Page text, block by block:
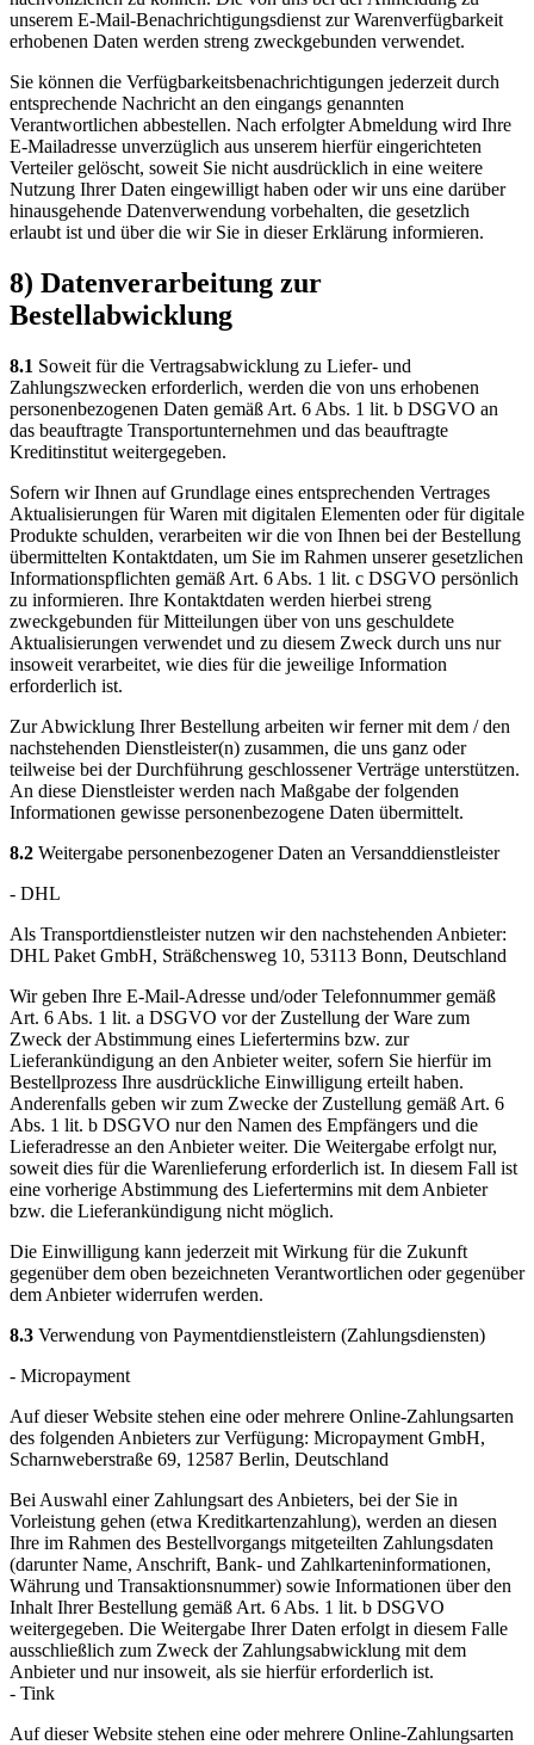
unserem E-Mail-Benachrichtigungsdienst zur Warenverfügbarkeit
erhobenen Daten werden streng zweckgebunden verwendet.
Sie können die Verfügbarkeitsbenachrichtigungen jederzeit durch
entsprechende Nachricht an den eingangs genannten
Verantwortlichen abbestellen. Nach erfolgter Abmeldung wird Ihre
E-Mailadresse unverzüglich aus unserem hierfür eingerichteten
Verteiler gelöscht, soweit Sie nicht ausdrücklich in eine weitere
Nutzung Ihrer Daten eingewilligt haben oder wir uns eine darüber
hinausgehende Datenverwendung vorbehalten, die gesetzlich
erlaubt ist und über die wir Sie in dieser Erklärung informieren.
8) Datenverarbeitung zur
Bestellabwicklung
8.1 Soweit für die Vertragsabwicklung zu Liefer- und
Zahlungszwecken erforderlich, werden die von uns erhobenen
personenbezogenen Daten gemäß Art. 6 Abs. 1 lit. b DSGVO an
das beauftragte Transportunternehmen und das beauftragte
Kreditinstitut weitergegeben.
Sofern wir Ihnen auf Grundlage eines entsprechenden Vertrages
Aktualisierungen für Waren mit digitalen Elementen oder für digitale
Produkte schulden, verarbeiten wir die von Ihnen bei der Bestellung
übermittelten Kontaktdaten, um Sie im Rahmen unserer gesetzlichen
Informationspflichten gemäß Art. 6 Abs. 1 lit. c DSGVO persönlich
zu informieren. Ihre Kontaktdaten werden hierbei streng
zweckgebunden für Mitteilungen über von uns geschuldete
Aktualisierungen verwendet und zu diesem Zweck durch uns nur
insoweit verarbeitet, wie dies für die jeweilige Information
erforderlich ist.
Zur Abwicklung Ihrer Bestellung arbeiten wir ferner mit dem / den
nachstehenden Dienstleister(n) zusammen, die uns ganz oder
teilweise bei der Durchführung geschlossener Verträge unterstützen.
An diese Dienstleister werden nach Maßgabe der folgenden
Informationen gewisse personenbezogene Daten übermittelt.
8.2 Weitergabe personenbezogener Daten an Versanddienstleister
- DHL
Als Transportdienstleister nutzen wir den nachstehenden Anbieter:
DHL Paket GmbH, Sträßchensweg 10, 53113 Bonn, Deutschland
Wir geben Ihre E-Mail-Adresse und/oder Telefonnummer gemäß
Art. 6 Abs. 1 lit. a DSGVO vor der Zustellung der Ware zum
Zweck der Abstimmung eines Liefertermins bzw. zur
Lieferankündigung an den Anbieter weiter, sofern Sie hierfür im
Bestellprozess Ihre ausdrückliche Einwilligung erteilt haben.
Anderenfalls geben wir zum Zwecke der Zustellung gemäß Art. 6
Abs. 1 lit. b DSGVO nur den Namen des Empfängers und die
Lieferadresse an den Anbieter weiter. Die Weitergabe erfolgt nur,
soweit dies für die Warenlieferung erforderlich ist. In diesem Fall ist
eine vorherige Abstimmung des Liefertermins mit dem Anbieter
bzw. die Lieferankündigung nicht möglich.
Die Einwilligung kann jederzeit mit Wirkung für die Zukunft
gegenüber dem oben bezeichneten Verantwortlichen oder gegenüber
dem Anbieter widerrufen werden.
8.3 Verwendung von Paymentdienstleistern (Zahlungsdiensten)
- Micropayment
Auf dieser Website stehen eine oder mehrere Online-Zahlungsarten
des folgenden Anbieters zur Verfügung: Micropayment GmbH,
Scharnweberstraße 69, 12587 Berlin, Deutschland
Bei Auswahl einer Zahlungsart des Anbieters, bei der Sie in
Vorleistung gehen (etwa Kreditkartenzahlung), werden an diesen
Ihre im Rahmen des Bestellvorgangs mitgeteilten Zahlungsdaten
(darunter Name, Anschrift, Bank- und Zahlkarteninformationen,
Währung und Transaktionsnummer) sowie Informationen über den
Inhalt Ihrer Bestellung gemäß Art. 6 Abs. 1 lit. b DSGVO
weitergegeben. Die Weitergabe Ihrer Daten erfolgt in diesem Falle
ausschließlich zum Zweck der Zahlungsabwicklung mit dem
Anbieter und nur insoweit, als sie hierfür erforderlich ist.
- Tink
Auf dieser Website stehen eine oder mehrere Online-Zahlungsarten